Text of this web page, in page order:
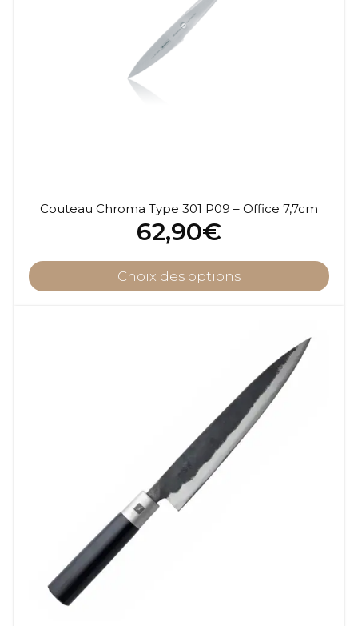
Couteau Chroma Type 301 P09 – Office 7,7cm
62,90€
Choix des options